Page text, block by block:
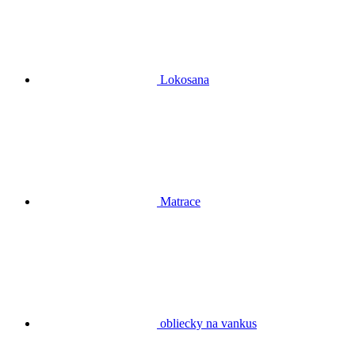
Lokosana
Matrace
obliecky na vankus